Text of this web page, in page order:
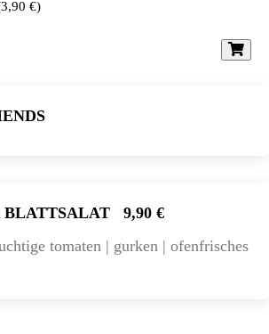
3,90 €)
BLATTSALAT
9,90 €
tomaten | gurken | ofenfrisches